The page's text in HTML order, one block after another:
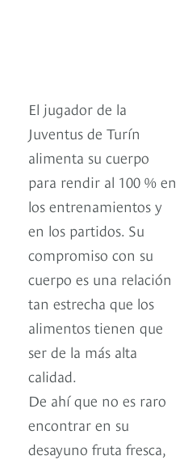
El jugador de la
Juventus de Turín
alimenta su cuerpo
para rendir al 100 % en
los entrenamientos y
en los partidos. Su
compromiso con su
cuerpo es una relación
tan estrecha que los
alimentos tienen que
ser de la más alta
calidad.
De ahí que no es raro
encontrar en su
desayuno fruta fresca,